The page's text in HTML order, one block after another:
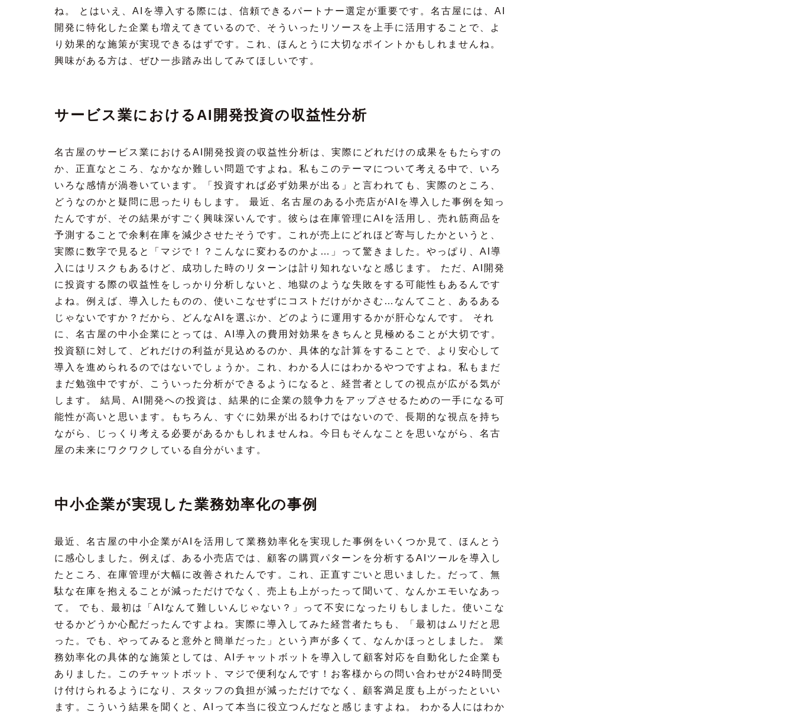
ね。 とはいえ、AIを導入する際には、信頼できるパートナー選定が重要です。名古屋には、AI
開発に特化した企業も増えてきているので、そういったリソースを上手に活用することで、よ
り効果的な施策が実現できるはずです。これ、ほんとうに大切なポイントかもしれませんね。
興味がある方は、ぜひ一歩踏み出してみてほしいです。
サービス業におけるAI開発投資の収益性分析
名古屋のサービス業におけるAI開発投資の収益性分析は、実際にどれだけの成果をもたらすの
か、正直なところ、なかなか難しい問題ですよね。私もこのテーマについて考える中で、いろ
いろな感情が渦巻いています。「投資すれば必ず効果が出る」と言われても、実際のところ、
どうなのかと疑問に思ったりもします。 最近、名古屋のある小売店がAIを導入した事例を知っ
たんですが、その結果がすごく興味深いんです。彼らは在庫管理にAIを活用し、売れ筋商品を
予測することで余剰在庫を減少させたそうです。これが売上にどれほど寄与したかというと、
実際に数字で見ると「マジで！？こんなに変わるのかよ…」って驚きました。やっぱり、AI導
入にはリスクもあるけど、成功した時のリターンは計り知れないなと感じます。 ただ、AI開発
に投資する際の収益性をしっかり分析しないと、地獄のような失敗をする可能性もあるんです
よね。例えば、導入したものの、使いこなせずにコストだけがかさむ…なんてこと、あるある
じゃないですか？だから、どんなAIを選ぶか、どのように運用するかが肝心なんです。 それ
に、名古屋の中小企業にとっては、AI導入の費用対効果をきちんと見極めることが大切です。
投資額に対して、どれだけの利益が見込めるのか、具体的な計算をすることで、より安心して
導入を進められるのではないでしょうか。これ、わかる人にはわかるやつですよね。私もまだ
まだ勉強中ですが、こういった分析ができるようになると、経営者としての視点が広がる気が
します。 結局、AI開発への投資は、結果的に企業の競争力をアップさせるための一手になる可
能性が高いと思います。もちろん、すぐに効果が出るわけではないので、長期的な視点を持ち
ながら、じっくり考える必要があるかもしれませんね。今日もそんなことを思いながら、名古
屋の未来にワクワクしている自分がいます。
中小企業が実現した業務効率化の事例
最近、名古屋の中小企業がAIを活用して業務効率化を実現した事例をいくつか見て、ほんとう
に感心しました。例えば、ある小売店では、顧客の購買パターンを分析するAIツールを導入し
たところ、在庫管理が大幅に改善されたんです。これ、正直すごいと思いました。だって、無
駄な在庫を抱えることが減っただけでなく、売上も上がったって聞いて、なんかエモいなあっ
て。 でも、最初は「AIなんて難しいんじゃない？」って不安になったりもしました。使いこな
せるかどうか心配だったんですよね。実際に導入してみた経営者たちも、「最初はムリだと思
った。でも、やってみると意外と簡単だった」という声が多くて、なんかほっとしました。 業
務効率化の具体的な施策としては、AIチャットボットを導入して顧客対応を自動化した企業も
ありました。このチャットボット、マジで便利なんです！お客様からの問い合わせが24時間受
け付けられるようになり、スタッフの負担が減っただけでなく、顧客満足度も上がったといい
ます。こういう結果を聞くと、AIって本当に役立つんだなと感じますよね。 わかる人にはわか